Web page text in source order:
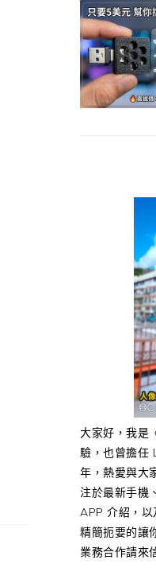
大家好，我是
驗，也曾擔任
年，熱愛與大
注於最新手機
APP 介紹，以
精簡扼要的讓
業務合作請來